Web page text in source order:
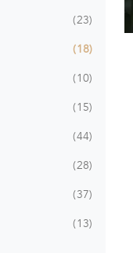
23
18
10
15
44
28
37
13